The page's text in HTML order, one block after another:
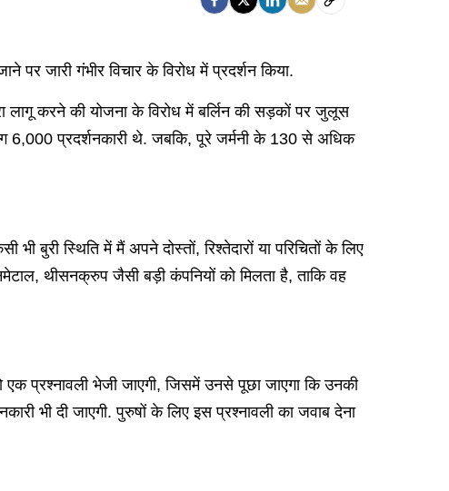
जारी गंभीर विचार के विरोध में प्रदर्शन किया.
लागू करने की योजना के विरोध में बर्लिन की सड़कों पर जुलूस
6,000 प्रदर्शनकारी थे. जबकि, पूरे जर्मनी के 130 से अधिक
बुरी स्थिति में मैं अपने दोस्तों, रिश्तेदारों या परिचितों के लिए
थीसनक्रुप जैसी बड़ी कंपनियों को मिलता है, ताकि वह
प्रश्नावली भेजी जाएगी, जिसमें उनसे पूछा जाएगा कि उनकी
भी दी जाएगी. पुरुषों के लिए इस प्रश्नावली का जवाब देना